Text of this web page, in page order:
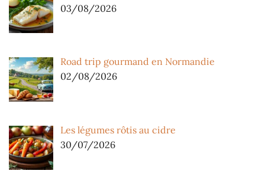
03/08/2026
Road trip gourmand en Normandie
02/08/2026
Les légumes rôtis au cidre
30/07/2026